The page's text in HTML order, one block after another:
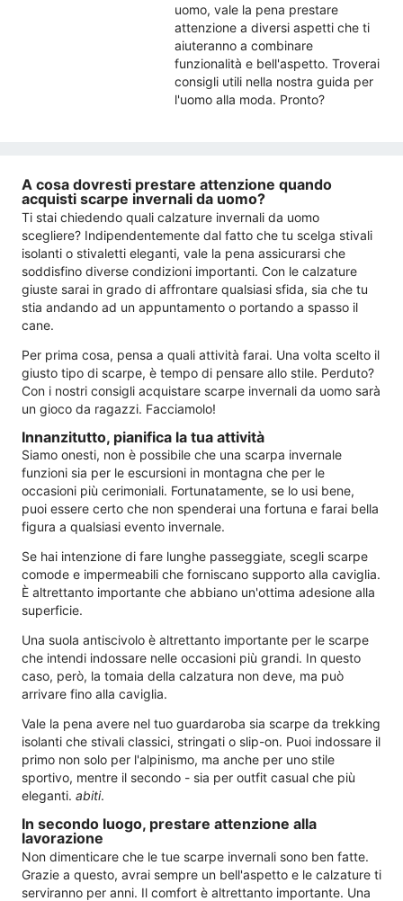
uomo, vale la pena prestare
attenzione a diversi aspetti che ti
aiuteranno a combinare
funzionalità e bell'aspetto. Troverai
consigli utili nella nostra guida per
l'uomo alla moda. Pronto?
A cosa dovresti prestare attenzione quando
acquisti scarpe invernali da uomo?
Ti stai chiedendo quali calzature invernali da uomo
scegliere? Indipendentemente dal fatto che tu scelga stivali
isolanti o stivaletti eleganti, vale la pena assicurarsi che
soddisfino diverse condizioni importanti. Con le calzature
giuste sarai in grado di affrontare qualsiasi sfida, sia che tu
stia andando ad un appuntamento o portando a spasso il
cane.
Per prima cosa, pensa a quali attività farai. Una volta scelto il
giusto tipo di scarpe, è tempo di pensare allo stile. Perduto?
Con i nostri consigli acquistare scarpe invernali da uomo sarà
un gioco da ragazzi. Facciamolo!
Innanzitutto, pianifica la tua attività
Siamo onesti, non è possibile che una scarpa invernale
funzioni sia per le escursioni in montagna che per le
occasioni più cerimoniali. Fortunatamente, se lo usi bene,
puoi essere certo che non spenderai una fortuna e farai bella
figura a qualsiasi evento invernale.
Se hai intenzione di fare lunghe passeggiate, scegli scarpe
comode e impermeabili che forniscano supporto alla caviglia.
È altrettanto importante che abbiano un'ottima adesione alla
superficie.
Una suola antiscivolo è altrettanto importante per le scarpe
che intendi indossare nelle occasioni più grandi. In questo
caso, però, la tomaia della calzatura non deve, ma può
arrivare fino alla caviglia.
Vale la pena avere nel tuo guardaroba sia scarpe da trekking
isolanti che stivali classici, stringati o slip-on. Puoi indossare il
primo non solo per l'alpinismo, ma anche per uno stile
sportivo, mentre il secondo - sia per outfit casual che più
eleganti. abiti.
In secondo luogo, prestare attenzione alla
lavorazione
Non dimenticare che le tue scarpe invernali sono ben fatte.
Grazie a questo, avrai sempre un bell'aspetto e le calzature ti
serviranno per anni. Il comfort è altrettanto importante. Una